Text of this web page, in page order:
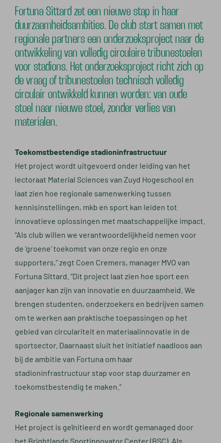
Fortuna Sittard zet een nieuwe stap in haar
duurzaamheidsambities. De club start samen met
regionale partners een onderzoeksproject naar de
ontwikkeling van volledig circulaire tribunestoelen
voor stadions. Het onderzoeksproject richt zich op
de vraag of tribunestoelen technisch volledig
circulair ontwikkeld kunnen worden: van oude
stoel naar nieuwe stoel, zonder verlies van
materialen.
Toekomstbestendige stadioninfrastructuur
Het project wordt uitgevoerd onder leiding van het
lectoraat Material Sciences van Zuyd Hogeschool en
laat zien hoe regionale samenwerking tussen
kennisinstellingen, mkb en sport kan leiden tot
innovatieve oplossingen met maatschappelijke impact.
“Als club willen we verantwoordelijkheid nemen voor
de ‘groene’ toekomst van onze regio en onze
supporters,” zegt Coen Cremers, manager MVO van
Fortuna Sittard. “Dit project laat zien hoe sport een
aanjager kan zijn van innovatie en duurzaamheid. We
brengen studenten, onderzoekers en bedrijven samen
om te werken aan praktische toepassingen op het
gebied van circulariteit en materiaalinnovatie in de
sportsector. Daarnaast sluit het initiatief naadloos aan
bij de ambitie van Fortuna om haar
stadioninfrastructuur stap voor stap duurzamer en
toekomstbestendig te maken.”
Regionale samenwerking
Het project is geïnitieerd en wordt gemanaged door
het Brightlands Sportinnovator Center (BSC). Als